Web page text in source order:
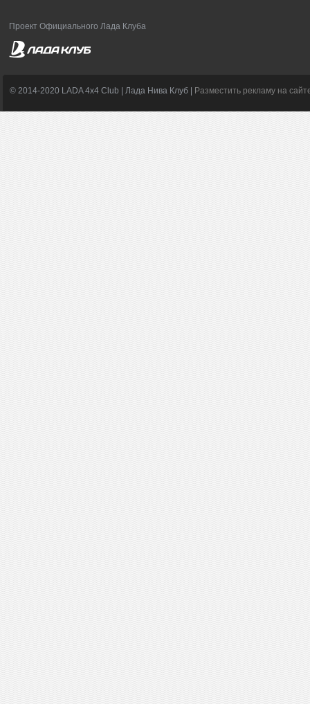
Проект Официального Лада Клуба
© 2014-2020 LADA 4x4 Club | Лада Нива Клуб | Разместить рекламу на